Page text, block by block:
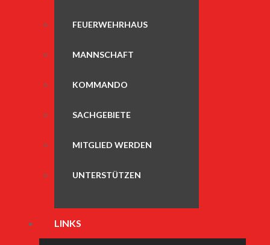
FEUERWEHRHAUS
MANNSCHAFT
KOMMANDO
SACHGEBIETE
MITGLIED WERDEN
UNTERSTÜTZEN
LINKS